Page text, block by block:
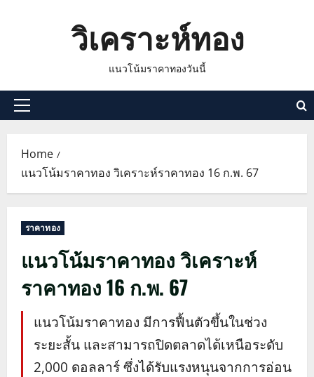
วิเคราะห์ทอง
แนวโน้มราคาทองวันนี้
Primary
Home
แนวโน้มราคาทอง วิเคราะห์ราคาทอง 16 ก.พ. 67
ราคาทอง
แนวโน้มราคาทอง วิเคราะห์
ราคาทอง 16 ก.พ. 67
แนวโน้มราคาทอง มีการฟื้นตัวขึ้นในช่วง
ระยะสั้น และสามารถปิดตลาดได้เหนือระดับ
2,000 ดอลลาร์ ซึ่งได้รับแรงหนุนจากการอ่อน